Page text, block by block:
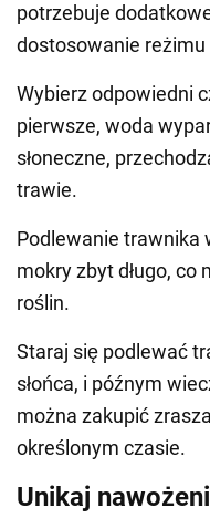
potrzebuje
dostosowanie
Wybierz odpowiedni
pierwsze, woda
słoneczne,
trawie.
Podlewanie trawnika
mokry zbyt długo, co
roślin.
Staraj się podlewać
słońca, i późnym
można zakupić
określonym czasie.
Unikaj